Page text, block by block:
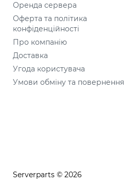
Оренда сервера
Оферта та політика
конфіденційності
Про компанію
Доставка
Угода користувача
Умови обміну та повернення
Serverparts © 2026